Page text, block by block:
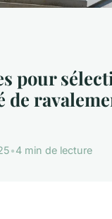
pour
de
•4 min de lecture